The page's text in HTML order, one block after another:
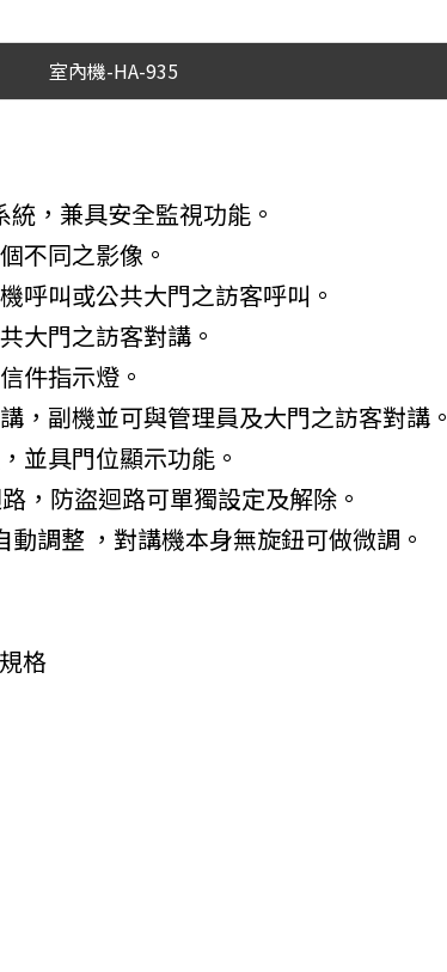
室內機-HA-935
，兼具安全監視功能。
不同之影像。
呼叫或公共大門之訪客呼叫。
大門之訪客對講。
件指示燈。
，副機並可與管理員及大門之訪客對講。
並具門位顯示功能。
，防盜迴路可單獨設定及解除。
調整 ，對講機本身無旋鈕可做微調。
格